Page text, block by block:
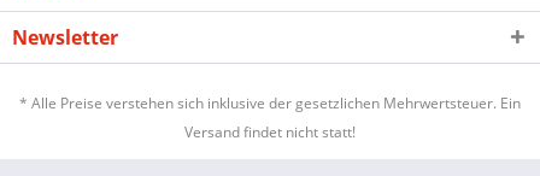
Newsletter
* Alle Preise verstehen sich inklusive der gesetzlichen Mehrwertsteuer. Ein
Versand findet nicht statt!